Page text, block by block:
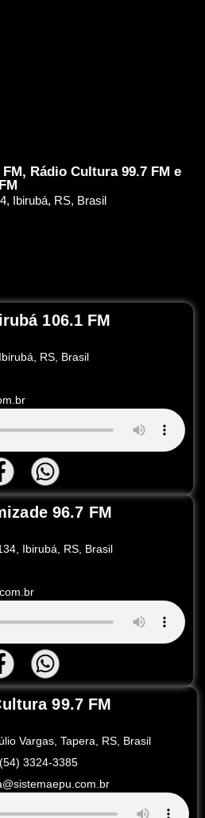
Rádio Cultura 99.7 FM e
Ibirubá, RS, Brasil
106.1 FM
RS, Brasil
96.7 FM
Ibirubá, RS, Brasil
99.7 FM
Vargas, Tapera, RS, Brasil
(54) 3324-3385